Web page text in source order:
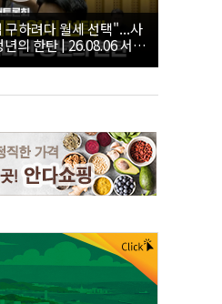
하려다 월세 선택"...사
의 한탄 | 26.08.06 서울